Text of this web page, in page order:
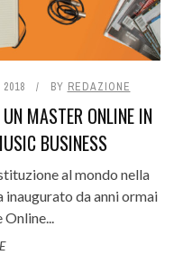
BY REDAZIONE
UN MASTER ONLINE IN
BUSINESS
al mondo nella
da anni ormai
Online...